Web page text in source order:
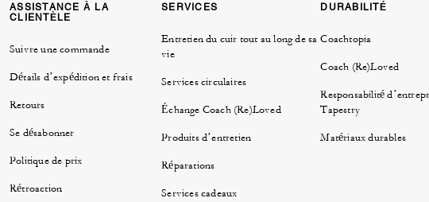
ASSISTANCE À LA
CLIENTÈLE
Suivre une commande
Détails d’expédition et frais
Retours
Se désabonner
Politique de prix
Rétroaction
SERVICES
Entretien du cuir tout au long de sa
vie
Services circulaires
Échange Coach (Re)Loved
Produits d’entretien
Réparations
Services cadeaux
DURABILITÉ
Coachtopia
Coach (Re)Loved
Responsabilité
Tapestry
Matériaux durables